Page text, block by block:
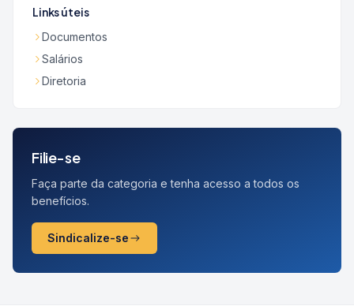
Links úteis
Documentos
Salários
Diretoria
Filie-se
Faça parte da categoria e tenha acesso a todos os
benefícios.
Sindicalize-se